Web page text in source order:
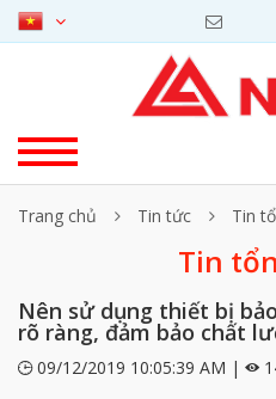
Trang chủ Tin tức Tin
Tin
Nên sử dụng thiết bị
rõ ràng, đảm bảo chất
09/12/2019 10:05:39 AM |